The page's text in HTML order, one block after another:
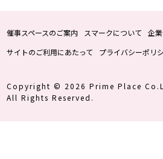
催事スペースのご案内 スマークについて
企
サイトのご利用にあたって
プライバシーポリ
Copyright © 2026 Prime Place
All Rights Reserved.